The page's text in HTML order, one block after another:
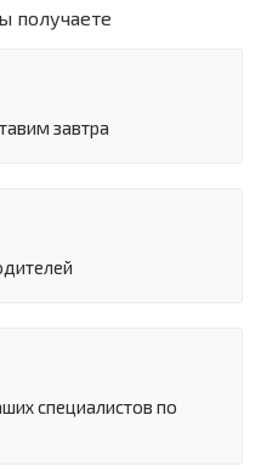
получаете
завтра
специалистов по